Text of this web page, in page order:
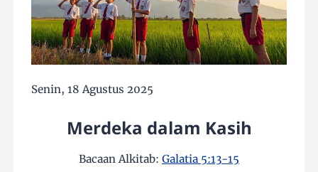
Senin, 18 Agustus 2025
Merdeka dalam Kasih
Bacaan Alkitab: Galatia 5:13-15